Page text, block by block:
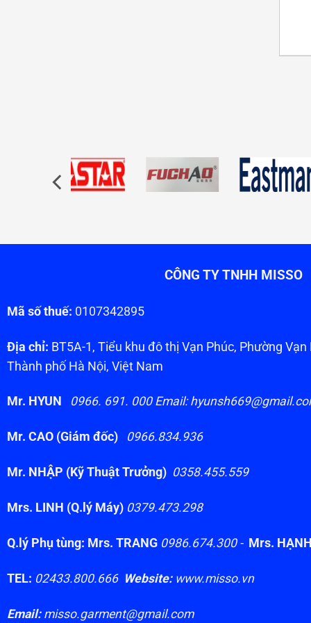
CÔNG TY TNHH MISSO
Mã số thuế: 0107342895
Địa chỉ: BT5A-1, Tiểu khu đô thị Vạn Phúc, Phường
Thành phố Hà Nội, Việt Nam
Mr. HYUN 0966. 691. 000 Email:
Mr. CAO (Giám đốc) 0966.834.936
Mr. NHẬP (Kỹ Thuật Trưởng) 0358.455.559
Mrs. LINH (Q.lý Máy) 0379.473.298
Q.lý Phụ tùng: Mrs. TRANG 0986.674.300 - Mrs. HẠNH
TEL: 02433.800.666 Website:www.misso.vn
Email:misso.garment@gmail.com